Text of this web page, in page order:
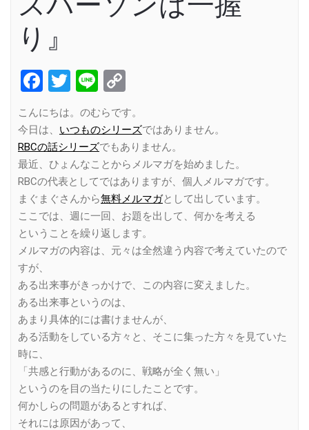
り』
Facebook
Twitter
Line
Link
こんにちは。のむらです。
今日は、 いつものシリーズではありません。
RBCの話シリーズでもありません。
最近、ひょんなことからメルマガを始めました。
RBCの代表としてではありますが、個人メルマガです。
まぐまぐさんから無料メルマガとして出しています。
ここでは、週に一回、お題を出して、何かを考える
ということを繰り返します。
メルマガの内容は、元々は全然違う内容で考えていたので
すが、
ある出来事がきっかけで、この内容に変えました。
ある出来事というのは、
あまり具体的には書けませんが、
ある活動をしている方々と、そこに集った方々を見ていた
時に、
「共感と行動があるのに、戦略が全く無い」
というのを目の当たりにしたことです。
何かしらの問題があるとすれば、
それには原因があって、